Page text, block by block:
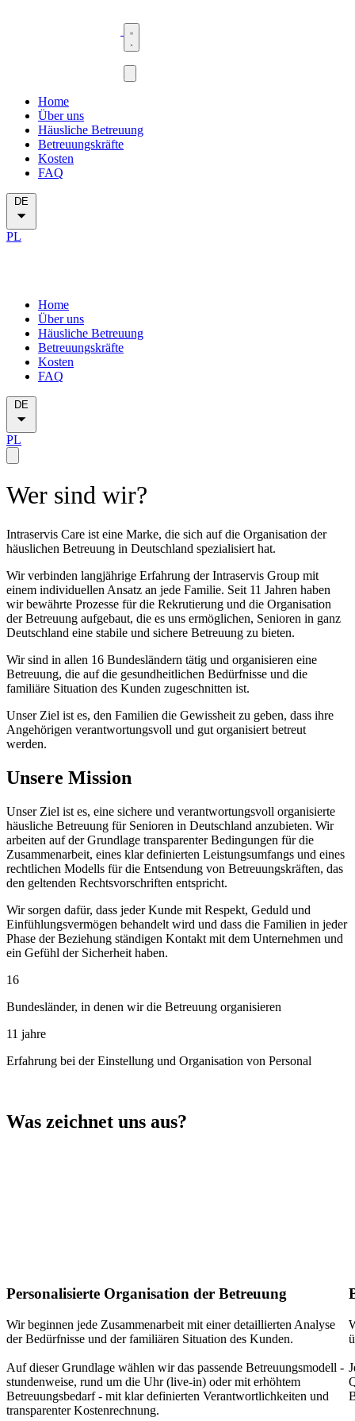
Home
Über uns
Häusliche Betreuung
Betreuungskräfte
Kosten
FAQ
DE
PL
Home
Über uns
Häusliche Betreuung
Betreuungskräfte
Kosten
FAQ
DE
PL
Wer sind wir?
Intraservis Care ist eine Marke, die sich auf die Organisation der
häuslichen Betreuung in Deutschland spezialisiert hat.
Wir verbinden langjährige Erfahrung der Intraservis Group mit
einem individuellen Ansatz an jede Familie. Seit 11 Jahren haben
wir bewährte Prozesse für die Rekrutierung und die Organisation
der Betreuung aufgebaut, die es uns ermöglichen, Senioren in ganz
Deutschland eine stabile und sichere Betreuung zu bieten.
Wir sind in allen 16 Bundesländern tätig und organisieren eine
Betreuung, die auf die gesundheitlichen Bedürfnisse und die
familiäre Situation des Kunden zugeschnitten ist.
Unser Ziel ist es, den Familien die Gewissheit zu geben, dass ihre
Angehörigen verantwortungsvoll und gut organisiert betreut
werden.
Unsere Mission
Unser Ziel ist es, eine sichere und verantwortungsvoll organisierte
häusliche Betreuung für Senioren in Deutschland anzubieten. Wir
arbeiten auf der Grundlage transparenter Bedingungen für die
Zusammenarbeit, eines klar definierten Leistungsumfangs und eines
rechtlichen Modells für die Entsendung von Betreuungskräften, das
den geltenden Rechtsvorschriften entspricht.
Wir sorgen dafür, dass jeder Kunde mit Respekt, Geduld und
Einfühlungsvermögen behandelt wird und dass die Familien in jeder
Phase der Beziehung ständigen Kontakt mit dem Unternehmen und
ein Gefühl der Sicherheit haben.
16
Bundesländer, in denen wir die Betreuung organisieren
11 jahre
Erfahrung bei der Einstellung und Organisation von Personal
Was zeichnet uns aus?
Personalisierte Organisation der Betreuung
Wir beginnen jede Zusammenarbeit mit einer detaillierten Analyse
der Bedürfnisse und der familiären Situation des Kunden.
Auf dieser Grundlage wählen wir das passende Betreuungsmodell -
stundenweise, rund um die Uhr (live-in) oder mit erhöhtem
Betreuungsbedarf - mit klar definierten Verantwortlichkeiten und
transparenter Kostenrechnung.